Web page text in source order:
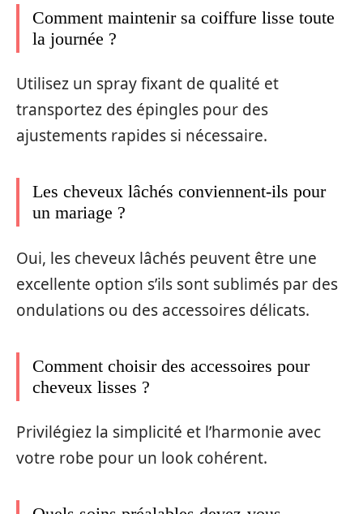
Comment maintenir sa coiffure lisse toute
la journée ?
Utilisez un spray fixant de qualité et
transportez des épingles pour des
ajustements rapides si nécessaire.
Les cheveux lâchés conviennent-ils pour
un mariage ?
Oui, les cheveux lâchés peuvent être une
excellente option s’ils sont sublimés par des
ondulations ou des accessoires délicats.
Comment choisir des accessoires pour
cheveux lisses ?
Privilégiez la simplicité et l’harmonie avec
votre robe pour un look cohérent.